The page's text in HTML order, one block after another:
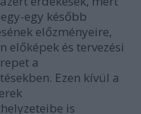
egy később
előzményeire,
előképek és tervezési
a
Ezen kívül a
is